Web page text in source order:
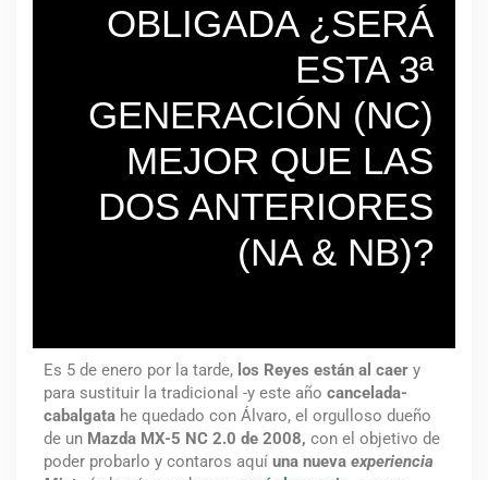
OBLIGADA ¿SERÁ
ESTA 3ª
GENERACIÓN (NC)
MEJOR QUE LAS
DOS ANTERIORES
(NA & NB)?
Es 5 de enero por la tarde, los Reyes están al caer y
para sustituir la tradicional -y este año cancelada-
cabalgata he quedado con Álvaro, el orgulloso dueño
de un Mazda MX-5 NC 2.0 de 2008, con el objetivo de
poder probarlo y contaros aquí una nueva experiencia